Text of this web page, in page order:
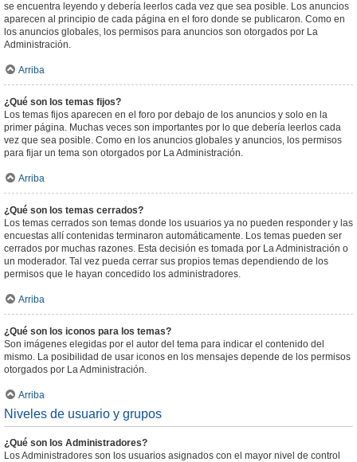
se encuentra leyendo y debería leerlos cada vez que sea posible. Los anuncios
aparecen al principio de cada página en el foro donde se publicaron. Como en
los anuncios globales, los permisos para anuncios son otorgados por La
Administración.
Arriba
¿Qué son los temas fijos?
Los temas fijos aparecen en el foro por debajo de los anuncios y solo en la
primer página. Muchas veces son importantes por lo que debería leerlos cada
vez que sea posible. Como en los anuncios globales y anuncios, los permisos
para fijar un tema son otorgados por La Administración.
Arriba
¿Qué son los temas cerrados?
Los temas cerrados son temas donde los usuarios ya no pueden responder y las
encuestas allí contenidas terminaron automáticamente. Los temas pueden ser
cerrados por muchas razones. Esta decisión es tomada por La Administración o
un moderador. Tal vez pueda cerrar sus propios temas dependiendo de los
permisos que le hayan concedido los administradores.
Arriba
¿Qué son los iconos para los temas?
Son imágenes elegidas por el autor del tema para indicar el contenido del
mismo. La posibilidad de usar iconos en los mensajes depende de los permisos
otorgados por La Administración.
Arriba
Niveles de usuario y grupos
¿Qué son los Administradores?
Los Administradores son los usuarios asignados con el mayor nivel de control